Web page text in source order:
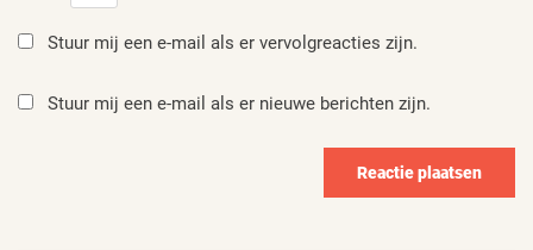
Stuur mij een e-mail als er vervolgreacties zijn.
Stuur mij een e-mail als er nieuwe berichten zijn.